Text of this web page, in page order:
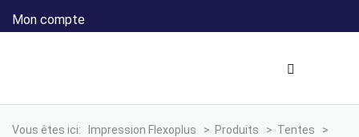
Mon compte
Vous êtes ici: Impression Flexoplus > Produits > Tentes
>